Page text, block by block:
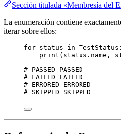
Sección titulada «Membresía del
La enumeración contiene
iterar sobre ellos:
for status in TestStatus:
print ( status.name ,
# PASSED PASSED
# FAILED FAILED
# ERRORED ERRORED
# SKIPPED SKIPPED